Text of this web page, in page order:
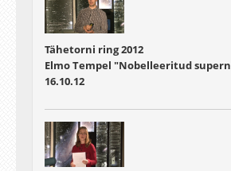
Tähetorni ring 2012
Elmo Tempel "Nobelleeritud
16.10.12